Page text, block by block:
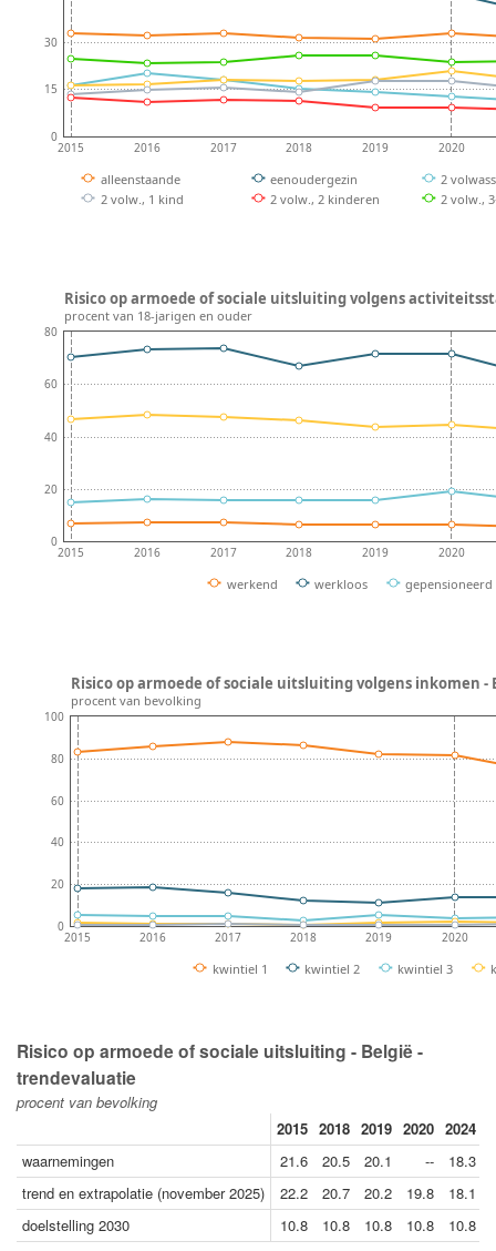
2015 2016 2017 2018 2019 2020
0
15
30
alleenstaande eenoudergezin
2
2 volw., 1 kind
2 volw., 2 kinderen 2 volw.,
2015 2016 2017 2018 2019 2020
0
20
40
60
80
werkend werkloos gepensioneerd
Risico op armoede of sociale uitsluiting volgens
procent van 18-jarigen en ouder
2015 2016 2017 2018 2019 2020
0
20
40
60
80
100
kwintiel 1 kwintiel 2 kwintiel 3
Risico op armoede of sociale uitsluiting volgens inkomen -
procent van bevolking
Risico op armoede of sociale uitsluiting - België -
trendevaluatie
procent van bevolking
2015 2018 2019 2020 2024
waarnemingen
21.6 20.5 20.1 --
18.3
trend en extrapolatie (november 2025)
22.2 20.7 20.2 19.8 18.1
doelstelling 2030
10.8 10.8 10.8 10.8 10.8